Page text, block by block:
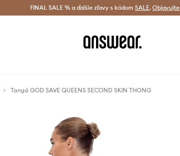
doprava od 60 € > Doručenie aj do 24 h >
FINAL SALE % a ďalšie zľavy s kódom SALE. Objavujte
Tangá GOD SAVE QUEENS SECOND SKIN THONG